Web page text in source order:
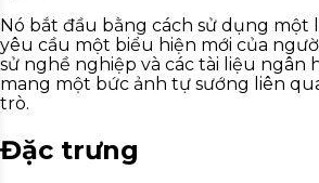
Nó bắt đầu bằng cách sử dụng một
yêu cầu một biểu hiện mới của
sử nghề nghiệp và các tài liệu ngân
mang một bức ảnh tự sướng liên
trò.
Đặc trưng